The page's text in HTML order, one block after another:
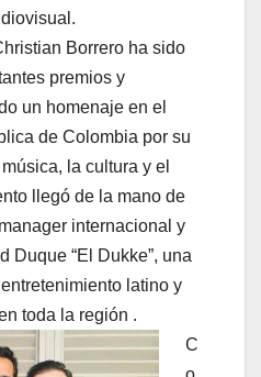
Borrero ha sido
premios y
un homenaje en el
de Colombia por su
la cultura y el
llegó de la mano de
internacional y
Duque “El Dukke”, una
latino y
toda la región .
C